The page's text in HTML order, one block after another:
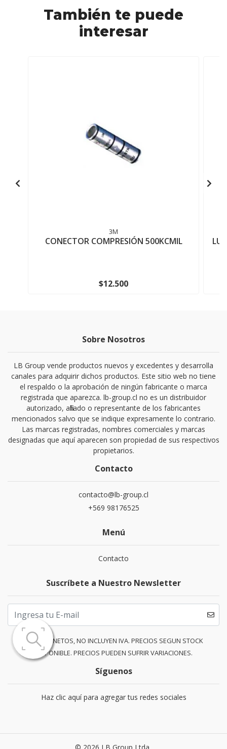
También te puede
interesar
3M
CONECTOR COMPRESIÓN 500KCMIL
$12.500
Sobre Nosotros
LB Group vende productos nuevos y excedentes y desarrolla
canales para adquirir dichos productos. Este sitio web no tiene
el respaldo o la aprobación de ningún fabricante o marca
registrada que aparezca. lb-group.cl no es un distribuidor
autorizado, afiliado o representante de los fabricantes
mencionados salvo que se indique expresamente lo contrario.
Las marcas registradas, nombres comerciales y marcas
designadas que aquí aparecen son propiedad de sus respectivos
propietarios.
Contacto
contacto@lb-group.cl
+569 98176525
Menú
Contacto
Suscríbete a Nuestro Newsletter
PRECIOS NETOS, NO INCLUYEN IVA. PRECIOS SEGUN STOCK
DISPONIBLE. PRECIOS PUEDEN SUFRIR VARIACIONES.
Síguenos
Haz clic aquí para agregar tus redes sociales